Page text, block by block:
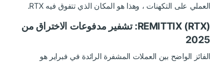
العملي على التكهنات ، وهذا هو المكان الذي تتفوق فيه RTX.
REMITTIX (RTX): تشفير مدفوعات الاختراق من
2025
الفائز الواضح بين العملات المشفرة الرائدة في فبراير هو